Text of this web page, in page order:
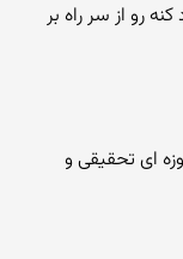
رو از سر راه بر
ای تحقیقی و